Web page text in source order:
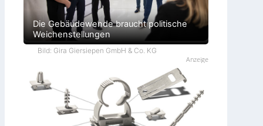
Die Gebäudewende braucht politische
Weichenstellungen
Bild: Gira Giersiepen GmbH & Co. KG
Anzeige